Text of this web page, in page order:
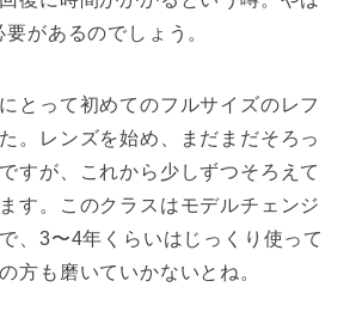
があるのでしょう。
とって初めてのフルサイズのレフ
。レンズを始め、まだまだそろっ
すが、これから少しずつそろえて
す。このクラスはモデルチェンジ
、3〜4年くらいはじっくり使って
方も磨いていかないとね。